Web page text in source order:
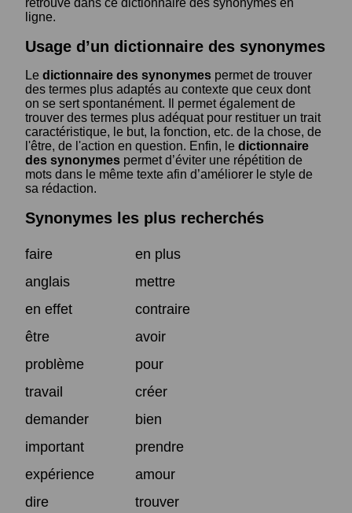
retrouve dans ce dictionnaire des synonymes en
ligne.
Usage d’un dictionnaire des synonymes
Le dictionnaire des synonymes permet de trouver
des termes plus adaptés au contexte que ceux dont
on se sert spontanément. Il permet également de
trouver des termes plus adéquat pour restituer un trait
caractéristique, le but, la fonction, etc. de la chose, de
l'être, de l'action en question. Enfin, le dictionnaire
des synonymes permet d’éviter une répétition de
mots dans le même texte afin d’améliorer le style de
sa rédaction.
Synonymes les plus recherchés
faire
en plus
anglais
mettre
en effet
contraire
être
avoir
problème
pour
travail
créer
demander
bien
important
prendre
expérience
amour
dire
trouver